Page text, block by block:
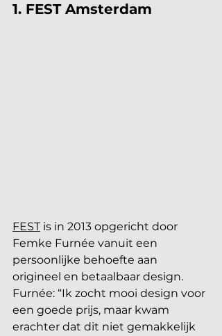
1. FEST Amsterdam
FEST is in 2013 opgericht door
Femke Furnée vanuit een
persoonlijke behoefte aan
origineel en betaalbaar design.
Furnée: “Ik zocht mooi design voor
een goede prijs, maar kwam
erachter dat dit niet gemakkelijk